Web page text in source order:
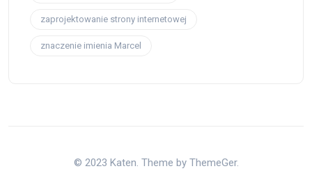
zaprojektowanie strony internetowej
znaczenie imienia Marcel
© 2023 Katen. Theme by ThemeGer.